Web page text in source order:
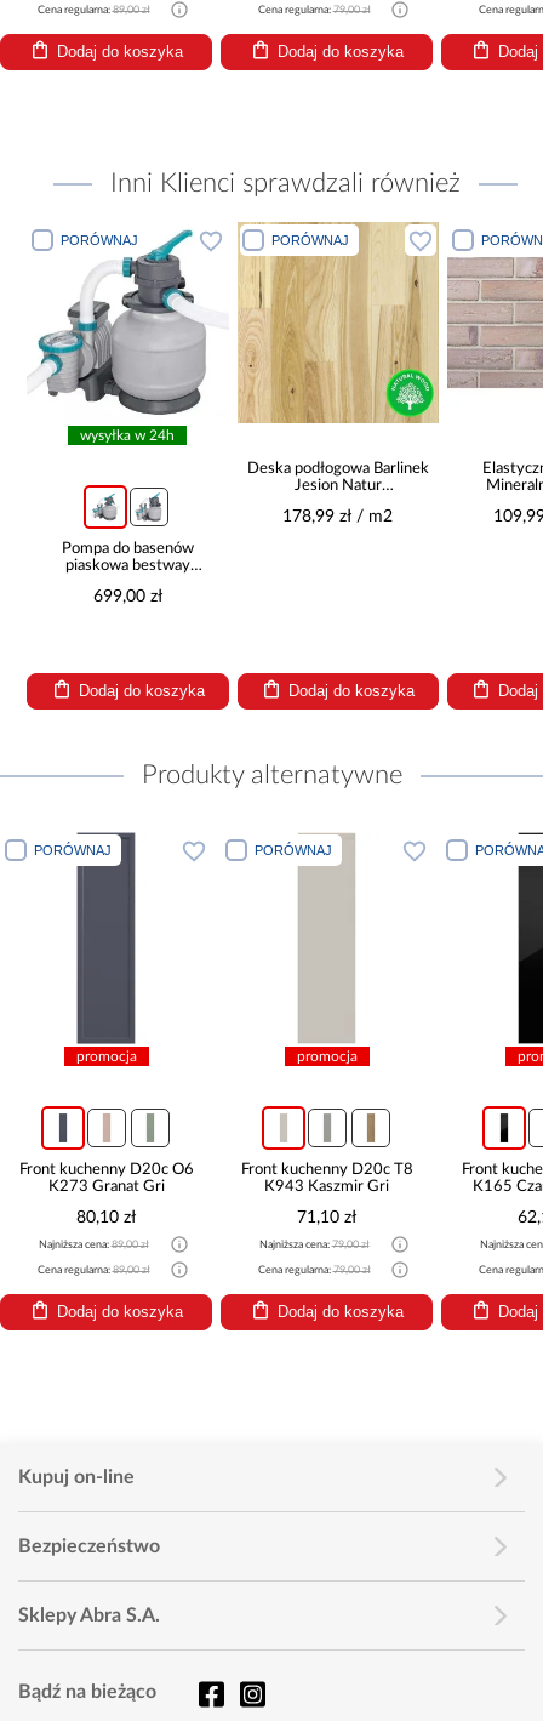
Cena regularna:89,00 zł
Dodaj do koszyka
Cena regularna:79,00 zł
Dodaj do koszyka
Cena
Inni Klienci sprawdzali również
PORÓWNAJ
wysyłka w 24h
Pompa do basenów
piaskowa bestway
699,00 zł
Dodaj do koszyka
PORÓWNAJ
Deska podłogowa Barlinek
Jesion Natur
178,99 zł / m2
Dodaj do koszyka
Produkty alternatywne
PORÓWNAJ
promocja
Front kuchenny D20c O6
K273 Granat Gri
80,10 zł
Najniższa cena:89,00 zł
Cena regularna:89,00 zł
Dodaj do koszyka
PORÓWNAJ
promocja
Front kuchenny D20c T8
K943 Kaszmir Gri
71,10 zł
Najniższa cena:79,00 zł
Cena regularna:79,00 zł
Dodaj do koszyka
Front
K165
Najniższa
Cena
Kupuj on-line
Bezpieczeństwo
Sklepy Abra S.A.
Bądź na bieżąco